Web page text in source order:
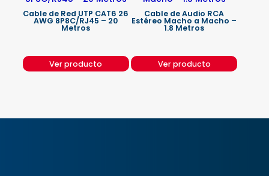
Cable de Red UTP CAT6 26
AWG 8P8C/RJ45 – 20
Metros
Ver producto
Cable de Audio RCA
Estéreo Macho a Macho –
1.8 Metros
Ver producto